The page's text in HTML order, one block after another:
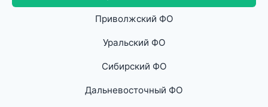
Приволжский ФО
Уральский ФО
Сибирский ФО
Дальневосточный ФО